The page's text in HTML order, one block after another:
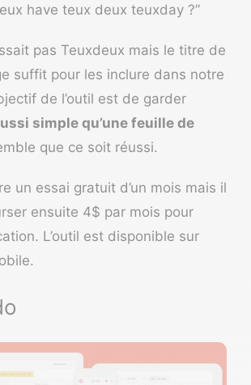
have teux deux teuxday ?”
pas Teuxdeux mais le titre de
suffit pour les inclure dans notre
de l’outil est de garder
simple qu’une feuille de
que ce soit réussi.
un essai gratuit d’un mois mais il
ensuite 4$ par mois pour
L’outil est disponible sur